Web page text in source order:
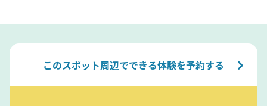
このスポット周辺でできる体験を予約する